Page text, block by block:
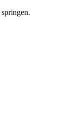
springen.